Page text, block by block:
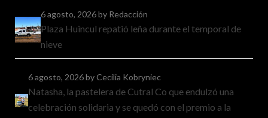
6 agosto, 2026by Redacción
Plaza Huincul repatió leña durante el temporal de
nieve
6 agosto, 2026by Cecilia Kobryniec
Natasha, la pastelera de Cutral Co que endulzó una
celebración solidaria y se quedó con el premio a la